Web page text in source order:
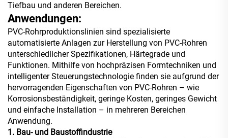
Tiefbau und anderen Bereichen.
Anwendungen:
PVC-Rohrproduktionslinien sind spezialisierte
automatisierte Anlagen zur Herstellung von PVC-Rohren
unterschiedlicher Spezifikationen, Härtegrade und
Funktionen. Mithilfe von hochpräzisen Formtechniken und
intelligenter Steuerungstechnologie finden sie aufgrund der
hervorragenden Eigenschaften von PVC-Rohren – wie
Korrosionsbeständigkeit, geringe Kosten, geringes Gewicht
und einfache Installation – in mehreren Bereichen
Anwendung.
1. Bau- und Baustoffindustrie